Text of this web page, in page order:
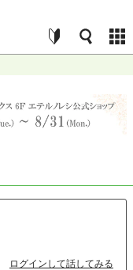
ログインして話してみる